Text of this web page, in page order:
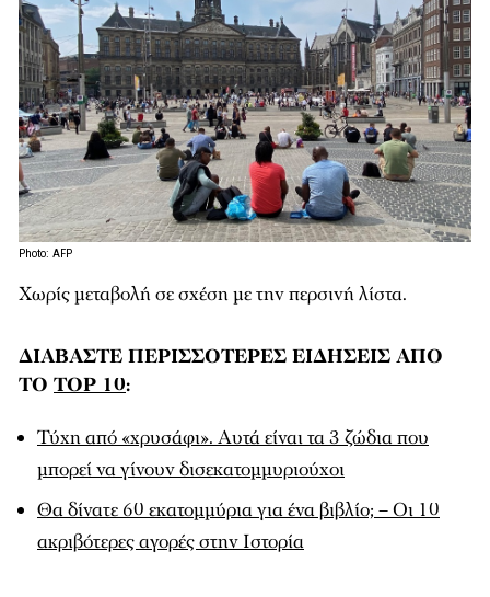
Photo: AFP
Χωρίς μεταβολή σε σχέση με την περσινή λίστα.
ΔΙΑΒΑΣΤΕ ΠΕΡΙΣΣΟΤΕΡΕΣ ΕΙΔΗΣΕΙΣ ΑΠΟ
ΤΟ TOP 10:
Τύχη από «χρυσάφι». Αυτά είναι τα 3 ζώδια που
μπορεί να γίνουν δισεκατομμυριούχοι
Θα δίνατε 60 εκατομμύρια για ένα βιβλίο; – Οι 10
ακριβότερες αγορές στην Ιστορία